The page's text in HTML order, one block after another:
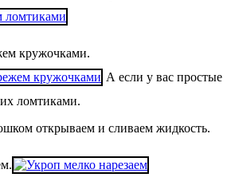
кружочками.
А если у вас простые
ломтиками.
открываем и сливаем жидкость.